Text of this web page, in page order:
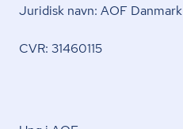
Juridisk navn: AOF Danmark
CVR: 31460115